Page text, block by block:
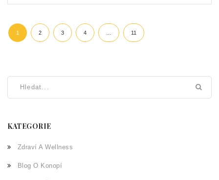
1 2 3 4 11
KATEGORIE
Zdraví A Wellness
Blog O Konopí